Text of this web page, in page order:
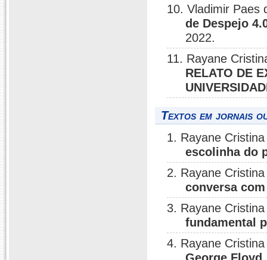
10. Vladimir Paes
de Despejo
2022.
11. Rayane
RELATO DE
Textos em jornais
1. Rayane
escolinha do
2. Rayane
conversa
3. Rayane
fundamental
4. Rayane